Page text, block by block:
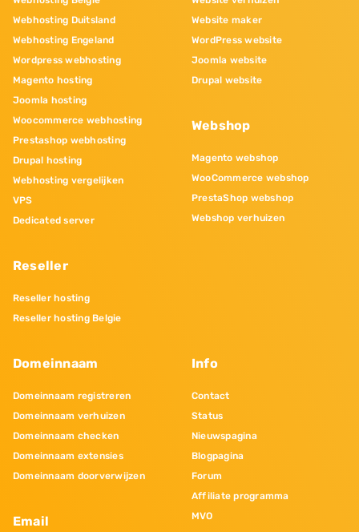
Webhosting Duitsland
Webhosting Engeland
Wordpress webhosting
Magento hosting
Joomla hosting
Woocommerce webhosting
Prestashop webhosting
Drupal hosting
Webhosting vergelijken
VPS
Dedicated server
Reseller
Reseller hosting
Reseller hosting Belgie
Website maker
WordPress website
Joomla website
Drupal website
Webshop
Magento webshop
WooCommerce webshop
PrestaShop webshop
Webshop verhuizen
Domeinnaam
Domeinnaam registreren
Domeinnaam verhuizen
Domeinnaam checken
Domeinnaam extensies
Domeinnaam doorverwijzen
Email
Info
Contact
Status
Nieuwspagina
Blogpagina
Forum
Affiliate programma
MVO